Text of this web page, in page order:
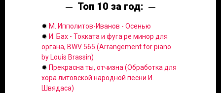
Топ 10 за год:
✹ М. Ипполитов-Иванов - Осенью
✹ И. Бах - Токката и фуга ре минор для
органа, BWV 565 (Arrangement for piano
by Louis Brassin)
✹ Прекрасна ты, отчизна (Обработка для
хора литовской народной песни И.
Швядаса)